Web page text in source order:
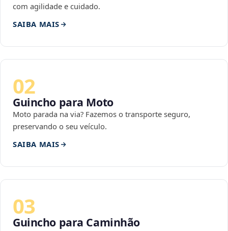
com agilidade e cuidado.
SAIBA MAIS
02
Guincho para Moto
Moto parada na via? Fazemos o transporte seguro,
preservando o seu veículo.
SAIBA MAIS
03
Guincho para Caminhão